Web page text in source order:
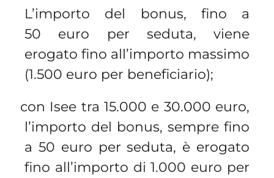
L’importo del bonus, fino a
50 euro per seduta, viene
erogato fino all’importo massimo
(1.500 euro per beneficiario);
con Isee tra 15.000 e 30.000 euro,
l’importo del bonus, sempre fino
a 50 euro per seduta, è erogato
fino all’importo di 1.000 euro per